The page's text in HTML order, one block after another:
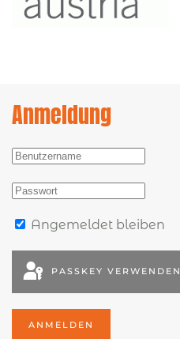
Anmeldung
Angemeldet bleiben
PASSKEY VERWENDEN
ANMELDEN